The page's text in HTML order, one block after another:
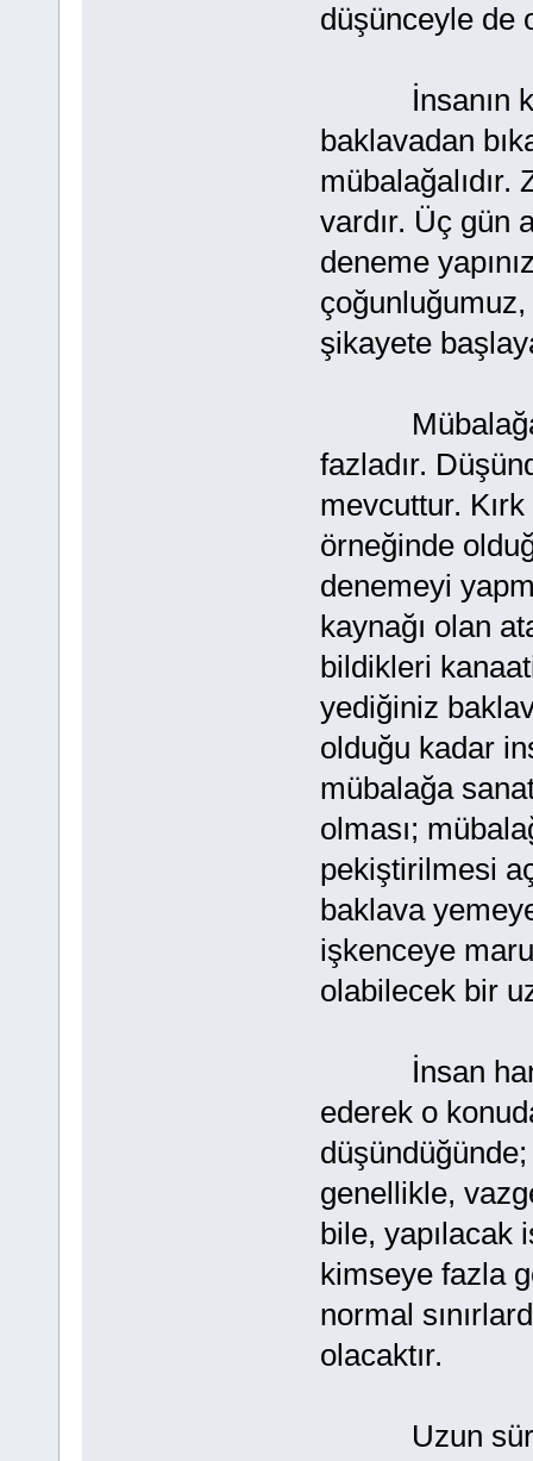
düşünceyle de
İnsanın
baklavadan
vardır. Üç gün
deneme
çoğunluğumuz,
şikayete
Mübalağa
fazladır.
mevcuttur.
örneğinde
denemeyi
kaynağı olan
bildikleri
yediğiniz
olduğu kadar
mübalağa
olması;
pekiştirilmesi
baklava
işkenceye
olabilecek bir
İnsan hangi
ederek o
genellikle,
bile, yapılacak
kimseye fazla
normal
olacaktır.
Uzun süre